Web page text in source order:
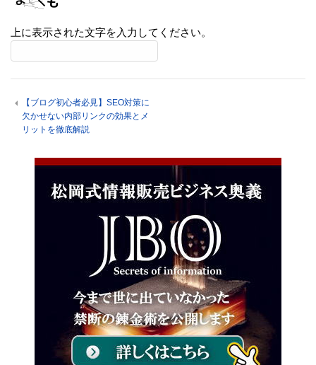
上に表示された文字を入力してください。
【ブログ初心者必見】SEO対策に
欠かせない内部リンクの効果とメ
リットを徹底解説